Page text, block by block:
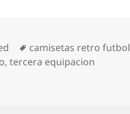
Etiquetas
camisetas retro futbol
,tercera equipacion